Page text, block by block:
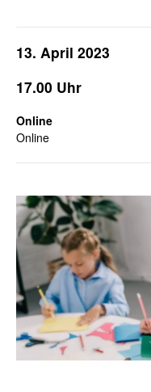
13. April 2023
17.00 Uhr
Online
Online